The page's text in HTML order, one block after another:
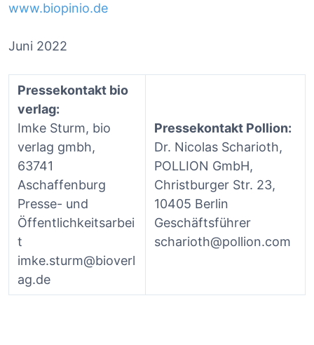
www.biopinio.de
Juni 2022
Pressekontakt bio
verlag:
Imke Sturm, bio
verlag gmbh,
63741
Aschaffenburg
Presse- und
Öffentlichkeitsarbei
t
imke.sturm@bioverl
ag.de
Pressekontakt Pollion:
Dr. Nicolas Scharioth,
POLLION GmbH,
Christburger Str. 23,
10405 Berlin
Geschäftsführer
scharioth@pollion.com